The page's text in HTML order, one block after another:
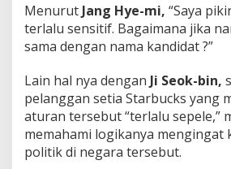
Menurut Jang Hye-mi, “Saya
terlalu sensitif. Bagaimana jika
sama dengan nama kandidat ?”
Lain hal nya dengan Ji Seok-bin,
pelanggan setia Starbucks yang
aturan tersebut “terlalu sepele,”
memahami logikanya mengingat
politik di negara tersebut.